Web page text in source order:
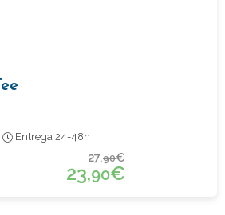
Entrega 24-48h
27,90€
23,90€